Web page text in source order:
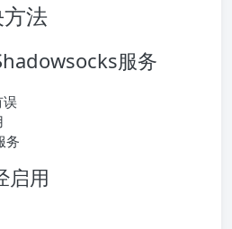
法
服务
误
务
启用